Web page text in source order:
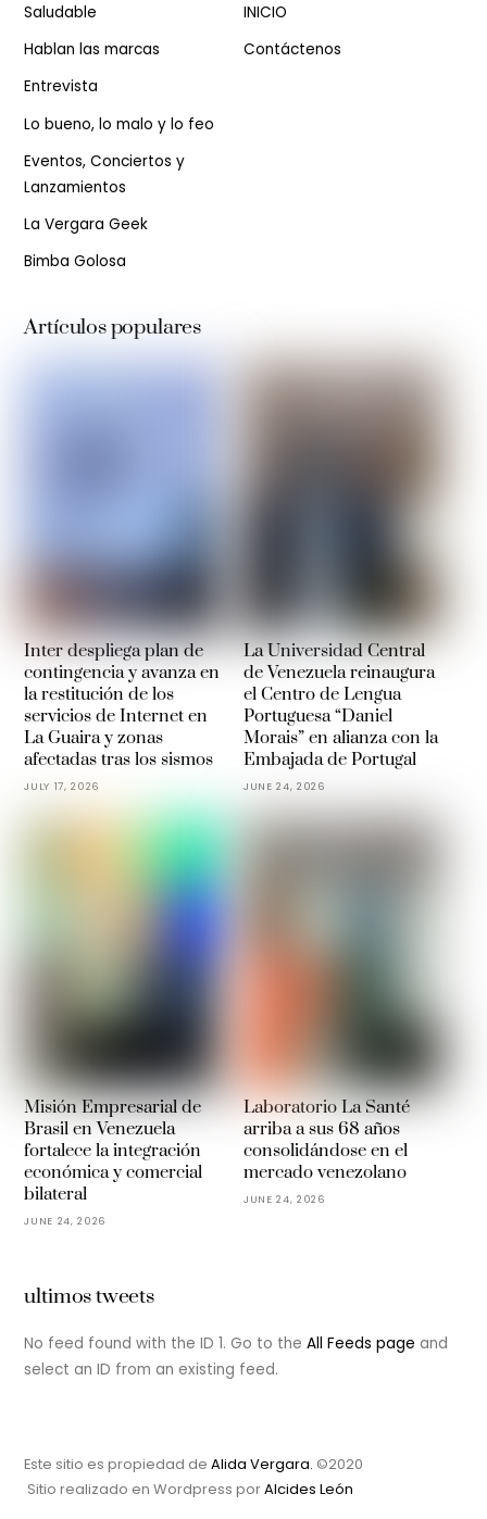
Saludable
Hablan las marcas
Entrevista
Lo bueno, lo malo y lo feo
Eventos, Conciertos y
Lanzamientos
La Vergara Geek
Bimba Golosa
INICIO
Contáctenos
Artículos populares
Inter despliega plan de
contingencia y avanza en
la restitución de los
servicios de Internet en
La Guaira y zonas
afectadas tras los sismos
JULY 17, 2026
La Universidad Central
de Venezuela reinaugura
el Centro de Lengua
Portuguesa “Daniel
Morais” en alianza con la
Embajada de Portugal
JUNE 24, 2026
Misión Empresarial de
Brasil en Venezuela
fortalece la integración
económica y comercial
bilateral
JUNE 24, 2026
Laboratorio La Santé
arriba a sus 68 años
consolidándose en el
mercado venezolano
JUNE 24, 2026
ultimos tweets
No feed found with the ID 1. Go to theAll Feeds page and
select an ID from an existing feed.
Este sitio es propiedad deAlida Vergara. ©2020
Sitio realizado en Wordpress porAlcides León